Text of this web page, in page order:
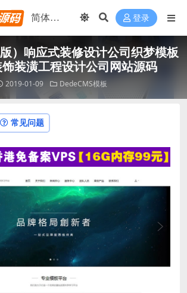
登录
）响应式装修设计公司织梦模板
装潢工程设计公司网站源码
2019-01-09 DedeCMS模板
常见问题